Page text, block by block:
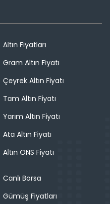
Altın Fiyatları
Gram Altın Fiyatı
Çeyrek Altın Fiyatı
Tam Altın Fiyatı
Yarım Altın Fiyatı
Ata Altın Fiyatı
Altın ONS Fiyatı
Canlı Borsa
Gümüş Fiyatları